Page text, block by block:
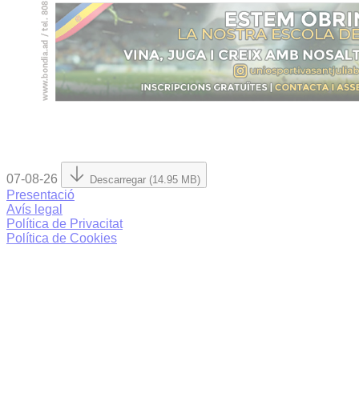
07-08-26 Descarregar (14.95 MB)
Presentació
Avís legal
Política de Privacitat
Política de Cookies